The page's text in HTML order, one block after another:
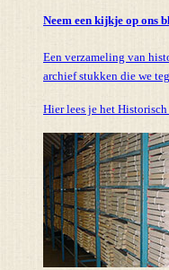
Neem een kijkje op ons
Een verzameling van
archief stukken die we
Hier lees je het Historisch